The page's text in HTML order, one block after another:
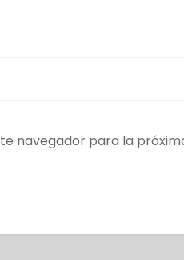
navegador para la